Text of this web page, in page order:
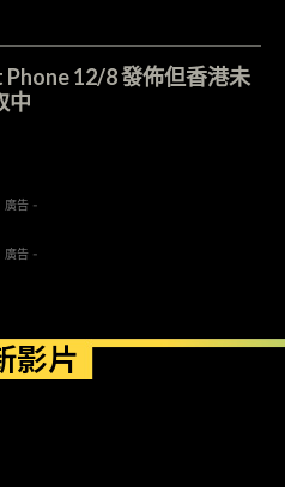
Phone 12/8 發佈但香港未
中
廣告 -
廣告 -
影片